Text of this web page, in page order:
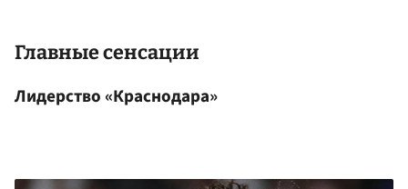
Главные сенсации
Лидерство «Краснодара»